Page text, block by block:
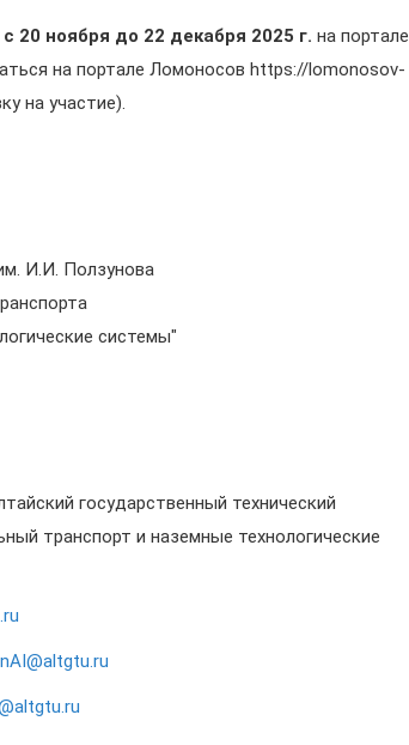
с 20 ноября до 22 декабря 2025 г. на портале
на портале Ломоносов https://lomonosov-
на участие).
И.И. Ползунова
системы"
государственный технический
транспорт и наземные технологические